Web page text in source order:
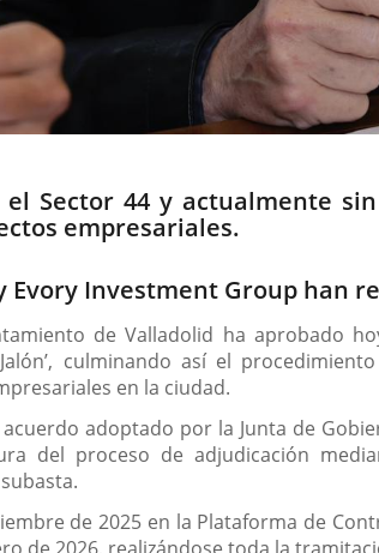
el Sector 44 y actualmente
empresariales.
Evory Investment Group han
de Valladolid ha aprobado
culminando así el
en la ciudad.
adoptado por la Junta de
del proceso de adjudicación
de 2025 en la Plataforma de